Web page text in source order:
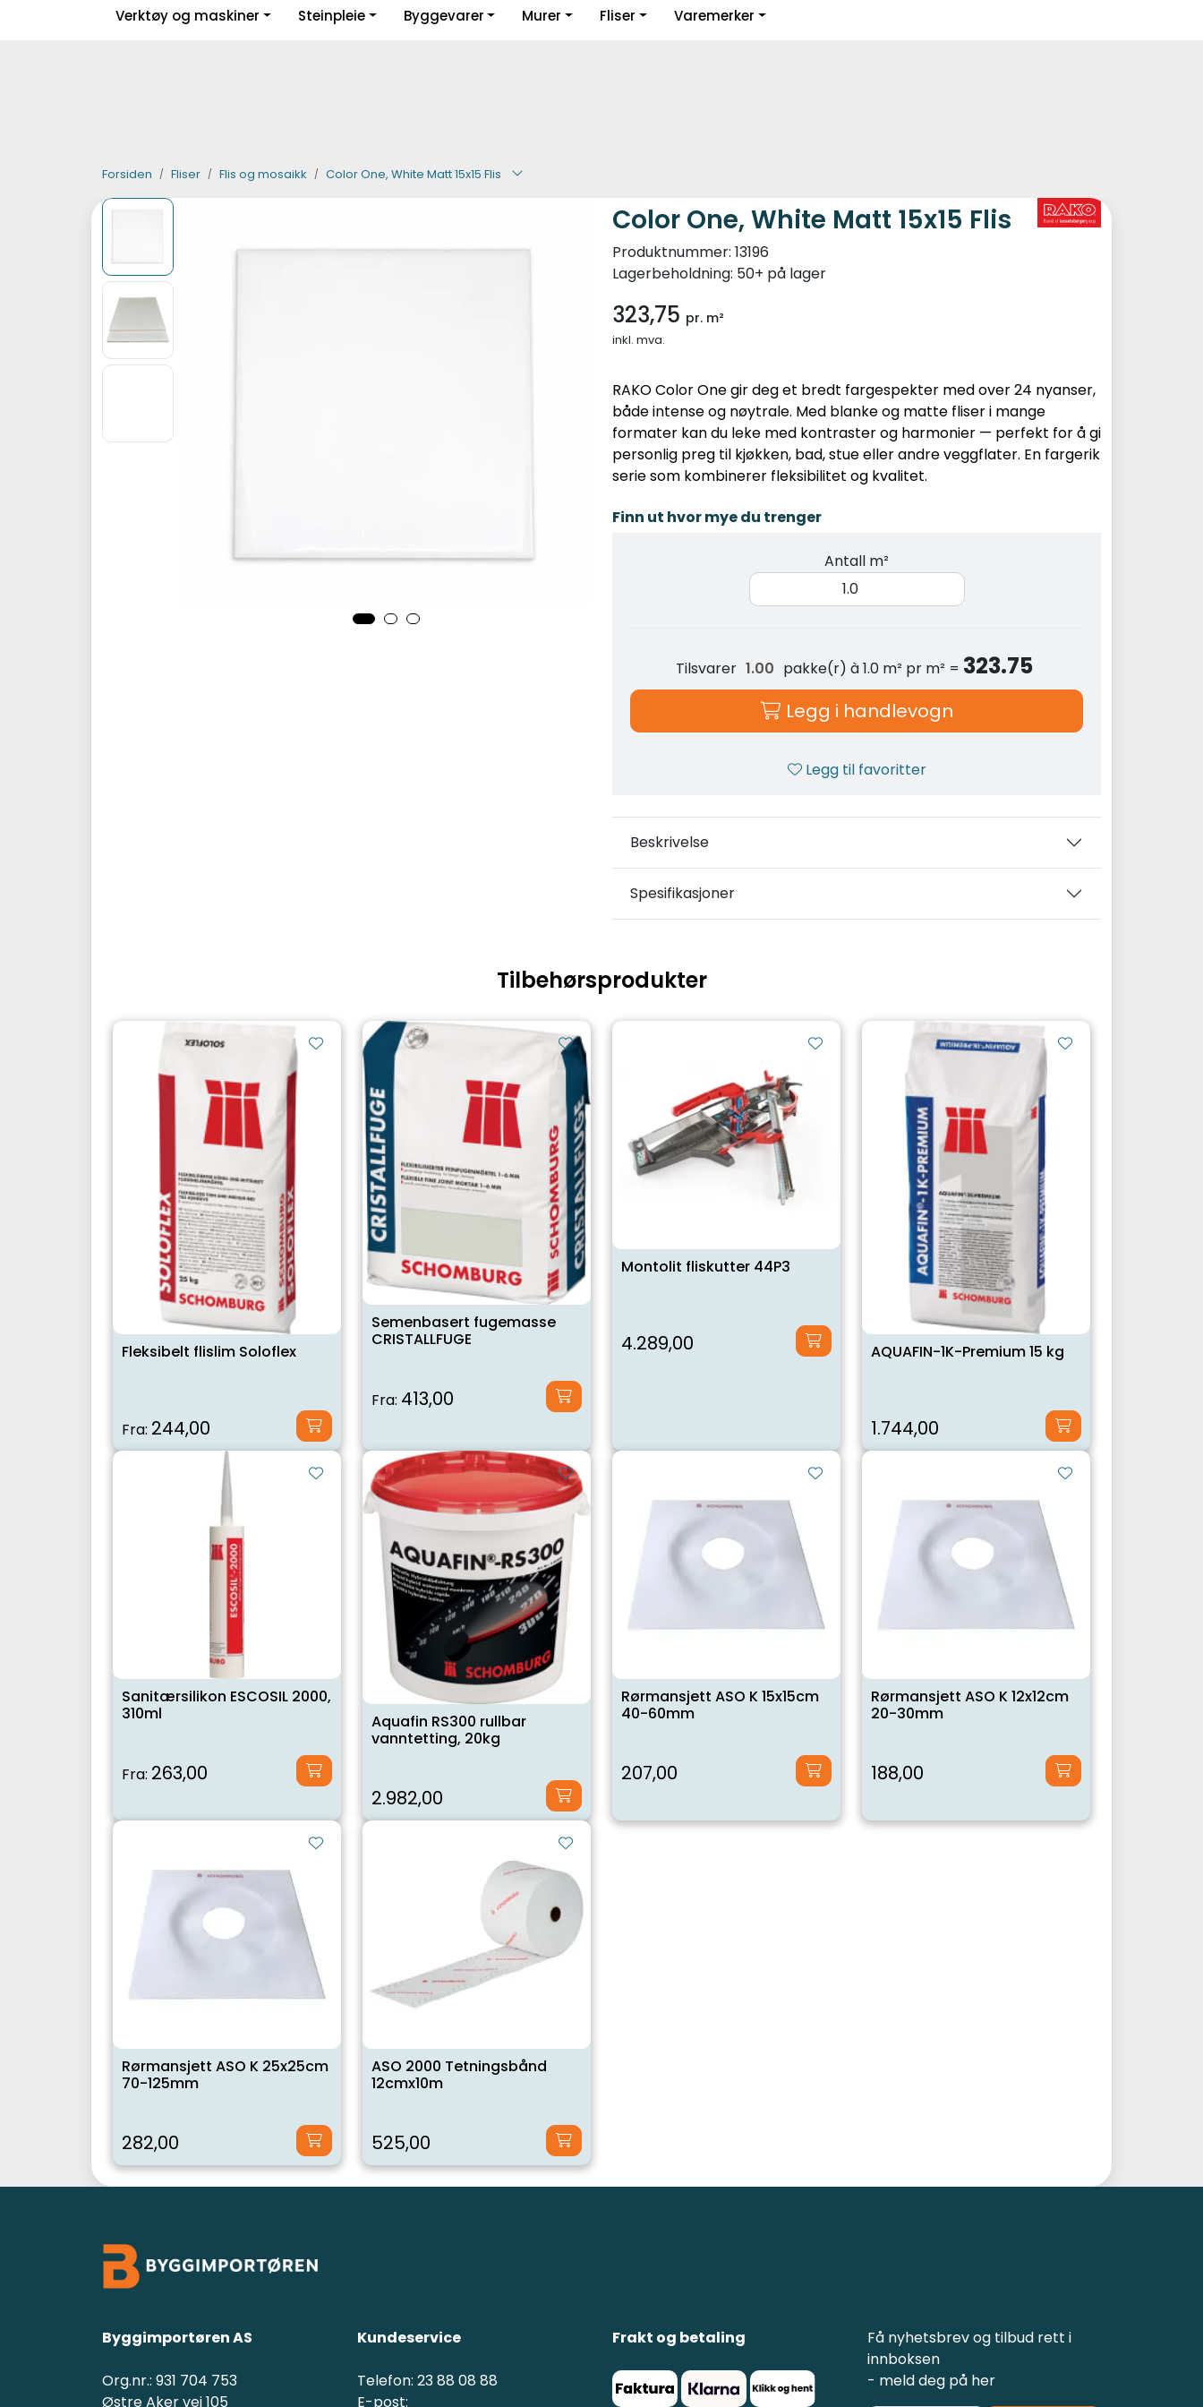
Skip to main content
Facebook | Instagram LinkedIn Guider og inspirasjon
Verktøy og maskiner Steinpleie Byggevarer Murer Fliser Varemerker
Forsiden Fliser Flis og mosaikk Color One, White Matt 15x15 Flis
Color One, White Matt 15x15 Flis
Produktnummer: 13196
Lagerbeholdning: 50+ på lager
323,75 pr. m²
inkl. mva.
RAKO Color One gir deg et bredt fargespekter med over 24 nyanser,
både intense og nøytrale. Med blanke og matte fliser i mange
formater kan du leke med kontraster og harmonier — perfekt for å gi
personlig preg til kjøkken, bad, stue eller andre veggflater. En fargerik
serie som kombinerer fleksibilitet og kvalitet.
Beskrivelse
Spesifikasjoner
Tilbehørsprodukter
Fleksibelt flislim Soloflex
Fra: 244,00
Semenbasert fugemasse
CRISTALLFUGE
Fra: 413,00
Montolit fliskutter 44P3
4.289,00 AQUAFIN-1K-Premium 15 kg
1.744,00
Sanitærsilikon ESCOSIL 2000,
310ml
Fra: 263,00
Aquafin RS300 rullbar
vanntetting, 20kg
2.982,00
Rørmansjett ASO K 15x15cm
40-60mm
207,00
Rørmansjett ASO K 12x12cm
20-30mm
188,00
Rørmansjett ASO K 25x25cm
70-125mm
282,00
ASO 2000 Tetningsbånd
12cmx10m
525,00
Finn ut hvor mye du trenger
Antall m²
Tilsvarer pakke(r) à 1.0 m² pr m² = 323.75
Legg i handlevogn
Legg til favoritter
Frakt og betaling
Få nyhetsbrev og tilbud rett i
innboksen
- meld deg på her
Kundeservice
Telefon: 23 88 08 88
E-post:
Byggimportøren AS
Org.nr.: 931 704 753
Østre Aker vei 105